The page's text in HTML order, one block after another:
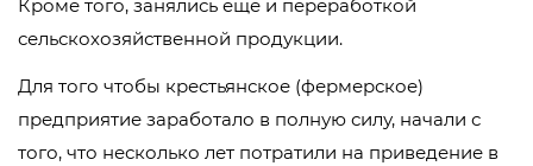
Кроме того, занялись еще и переработкой
сельскохозяйственной продукции.
Для того чтобы крестьянское (фермерское)
предприятие заработало в полную силу, начали с
того, что несколько лет потратили на приведение в